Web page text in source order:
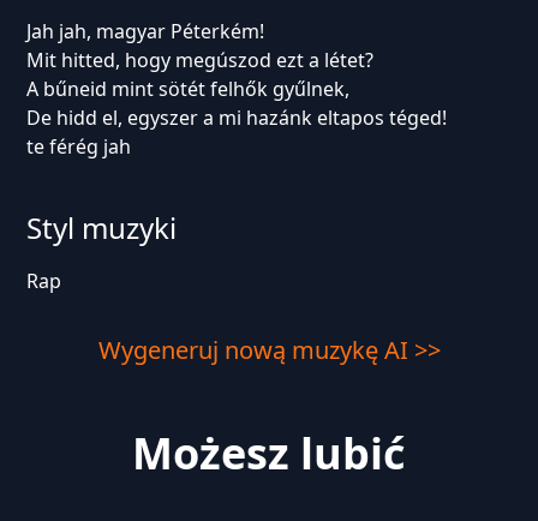
Jah jah, magyar Péterkém!
Mit hitted, hogy megúszod ezt a létet?
A bűneid mint sötét felhők gyűlnek,
De hidd el, egyszer a mi hazánk eltapos téged!
te férég jah
Styl muzyki
Rap
Wygeneruj nową muzykę AI >>
Możesz lubić